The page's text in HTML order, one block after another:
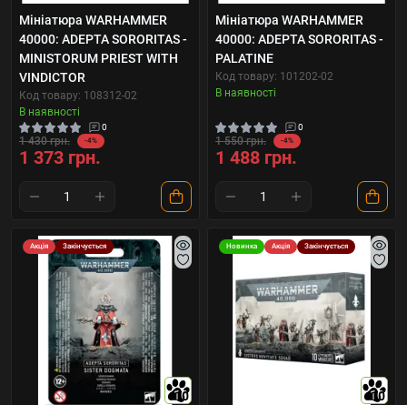
Мініатюра WARHAMMER
40000: ADEPTA SORORITAS -
MINISTORUM PRIEST WITH
VINDICTOR
Код товару: 108312-02
В наявності
0
1 430 грн. -4%
1 373 грн.
Мініатюра WARHAMMER
40000: ADEPTA SORORITAS -
PALATINE
Код товару: 101202-02
В наявності
0
1 550 грн. -4%
1 488 грн.
Акція Закінчується
10
Новинка Акція Закінчується
10